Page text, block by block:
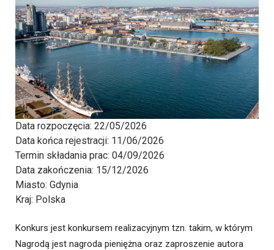
Data rozpoczęcia: 22/05/2026
Data końca rejestracji: 11/06/2026
Termin składania prac: 04/09/2026
Data zakończenia: 15/12/2026
Miasto: Gdynia
Kraj: Polska
Konkurs jest konkursem realizacyjnym tzn. takim, w którym
Nagrodą jest nagroda pieniężna oraz zaproszenie autora